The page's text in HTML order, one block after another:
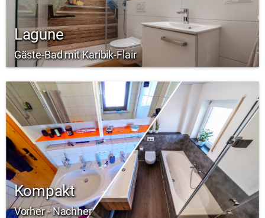
Lagune
Gäste-Bad mit Karibik-Flair
Kompakt
Vorher - Nachher